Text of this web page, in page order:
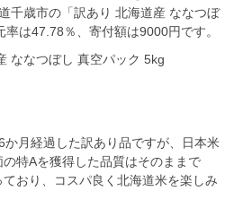
千歳市の「訳あり 北海道産 ななつぼ
は47.78％、寄付額は9000円です。
ななつぼし 真空パック 5kg
か月経過した訳あり品ですが、日本米
特Aを獲得した品質はそのままで
おり、コスパ良く北海道米を楽しみ